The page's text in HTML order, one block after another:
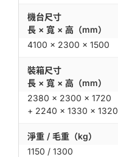
機台尺寸
長 × 寬 × 高（mm）
4100 × 2300 × 1500
裝箱尺寸
長 × 寬 × 高（mm）
2380 × 2300 × 1720
+ 2240 × 1330 × 1320
淨重 / 毛重（kg）
1150 / 1300